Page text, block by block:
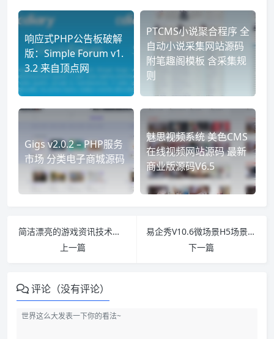
响应式PHP公告板破解
版：Simple Forum v1.
3.2 来自顶点网
PTCMS小说聚合程序 全
自动小说采集网站源码
附笔趣阁模板 含采集规
则
Gigs v2.0.2 – PHP服务
市场 分类电子商城源码
魅思视频系统 美色CMS
在线视频网站源码 最新
商业版源码V6.5
简洁漂亮的游戏资讯技术门户模板 适合做技术类科技类甚至全能型网站模板
上一篇
易企秀V10.6微场景H5场景网站 新增超长单页|修复系统采集组件|形状库
下一篇
评论（没有评论）